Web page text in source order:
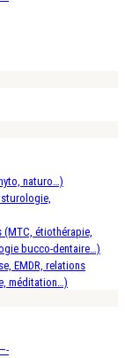
naturo…)
étiothérapie,
bucco-dentaire…)
EMDR, relations
méditation…)